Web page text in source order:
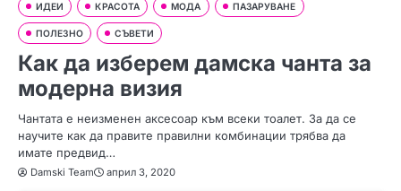
ИДЕИ КРАСОТА МОДА ПАЗАРУВАНЕ
ПОЛЕЗНО СЪВЕТИ
Как да изберем дамска чанта за
модерна визия
Чантата е неизменен аксесоар към всеки тоалет. За да се
научите как да правите правилни комбинации трябва да
имате предвид…
Damski Team април 3, 2020